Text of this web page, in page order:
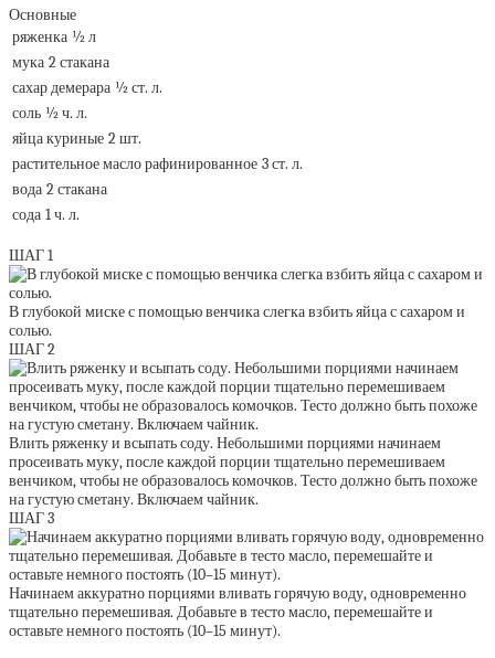
Основные
ряженка ½ л
мука 2 стакана
сахар демерара ½ ст. л.
соль ½ ч. л.
яйца куриные 2 шт.
растительное масло рафинированное 3 ст. л.
вода 2 стакана
сода 1 ч. л.
ШАГ 1
В глубокой миске с помощью венчика слегка взбить яйца с сахаром и
солью.
ШАГ 2
Влить ряженку и всыпать соду. Небольшими порциями начинаем
просеивать муку, после каждой порции тщательно перемешиваем
венчиком, чтобы не образовалось комочков. Тесто должно быть похоже
на густую сметану. Включаем чайник.
ШАГ 3
Начинаем аккуратно порциями вливать горячую воду, одновременно
тщательно перемешивая. Добавьте в тесто масло, перемешайте и
оставьте немного постоять (10–15 минут).